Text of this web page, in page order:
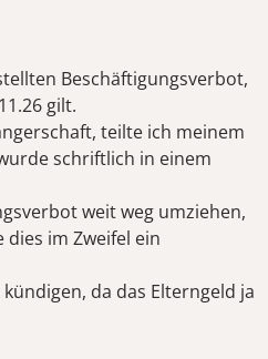
Beschäftigungsverbot,
gilt.
teilte ich meinem
schriftlich in einem
weit weg umziehen,
im Zweifel ein
da das Elterngeld ja